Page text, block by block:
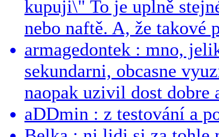
kupuji\" To je uplně
nebo naftě. A, že takové
armagedontek : mno,
sekundarni, obcasne
naopak uzivil dost dobre
aDDmin : z testování a